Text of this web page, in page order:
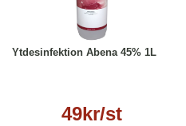
Ytdesinfektion Abena 45% 1L
49kr/st
Läs mer